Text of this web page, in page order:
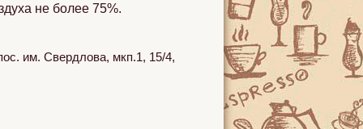
не более 75%.
им. Свердлова, мкп.1, 15/4,